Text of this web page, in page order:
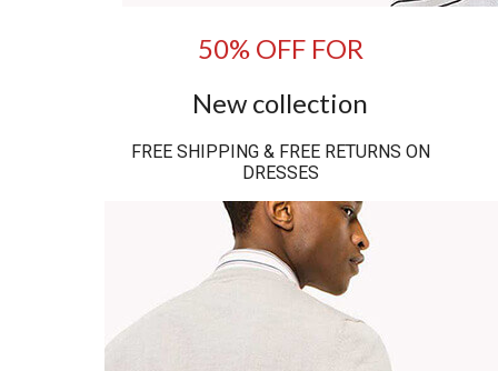
50% OFF FOR
New collection
FREE SHIPPING & FREE RETURNS ON
DRESSES